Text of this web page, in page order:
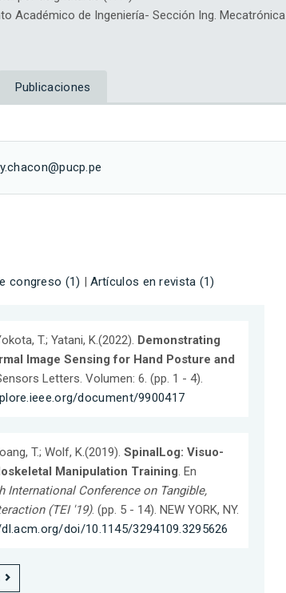
Académico de Ingeniería- Sección Ing. Mecatrónica
Publicaciones
congreso (1) | Artículos en revista (1)
T.; Yatani, K.(2022). Demonstrating
Image Sensing for Hand Posture and
Sensors Letters. Volumen: 6. (pp. 1 - 4).
document/9900417
T.; Wolf, K.(2019). SpinalLog: Visuo-
Manipulation Training . En
International Conference on Tangible,
(TEI '19). (pp. 5 - 14). NEW YORK, NY.
doi/10.1145/3294109.3295626